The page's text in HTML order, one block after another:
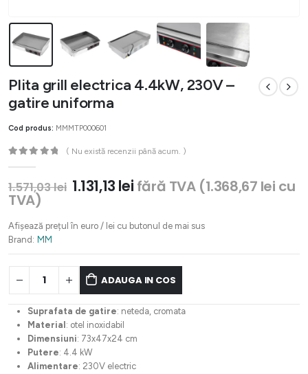
Plita grill electrica 4.4kW, 230V –
gatire uniforma
Cod produs: MMMTP000601
( Nu există recenzii până acum. )
1.571,03lei Prețul
inițial
fost:
1.131,13 leiPrețul
1.131,13 lei.
fără TVA (1.368,67 lei cu
TVA)
Afișează prețul în euro / lei cu butonul de mai sus
Brand: MM
ADAUGA IN COS
Suprafata de gatire: neteda, cromata
Material : otel inoxidabil
Dimensiuni: 73x47x24 cm
Putere: 4.4 kW
Alimentare: 230V electric